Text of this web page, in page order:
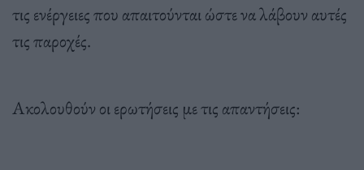
τις ενέργειες που απαιτούνται ώστε να λάβουν αυτές
τις παροχές.
Ακολουθούν οι ερωτήσεις με τις απαντήσεις: